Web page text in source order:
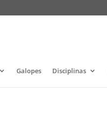
Galopes Disciplinas